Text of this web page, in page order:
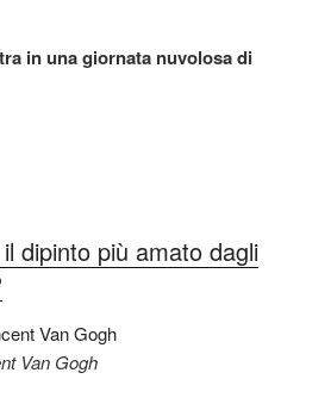
in una giornata nuvolosa di
dipinto più amato dagli
Van Gogh